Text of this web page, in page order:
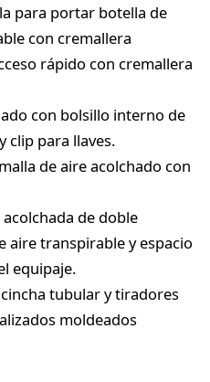
para portar botella de
con cremallera
rápido con cremallera
con bolsillo interno de
clip para llaves.
de aire acolchado con
de doble
aire transpirable y espacio
equipaje.
tubular y tiradores
moldeados